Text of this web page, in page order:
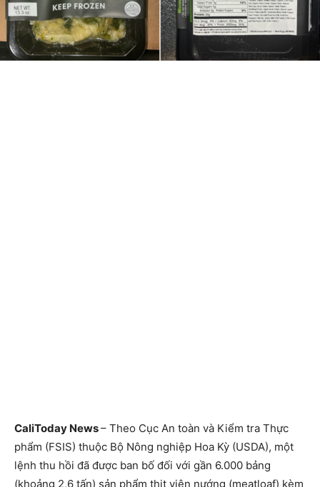
CaliToday News– Theo Cục An toàn và Kiểm tra Thực
phẩm (FSIS) thuộc Bộ Nông nghiệp Hoa Kỳ (USDA), một
lệnh thu hồi đã được ban bố đối với gần 6.000 bảng
(khoảng 2,6 tấn) sản phẩm thịt viên nướng (meatloaf) kèm